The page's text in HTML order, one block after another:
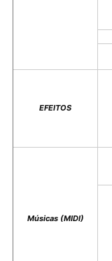
EFEITOS
Músicas (MIDI)